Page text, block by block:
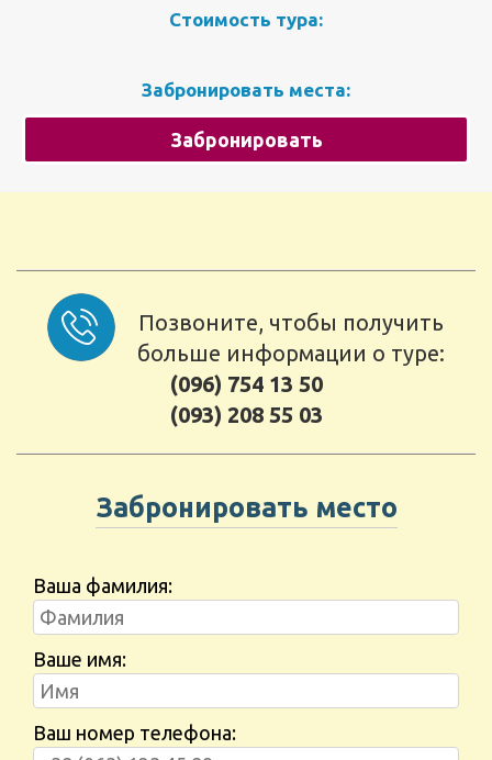
Стоимость тура:
Забронировать места:
Забронировать
Позвоните, чтобы получить
больше информации о туре:
(096) 754 13 50
(093) 208 55 03
Забронировать место
Ваша фамилия:
Ваше имя:
Ваш номер телефона: